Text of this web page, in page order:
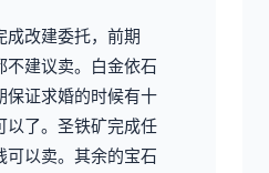
成改建委托，前期
不建议卖。白金依石
保证求婚的时候有十
以了。圣铁矿完成任
可以卖。其余的宝石